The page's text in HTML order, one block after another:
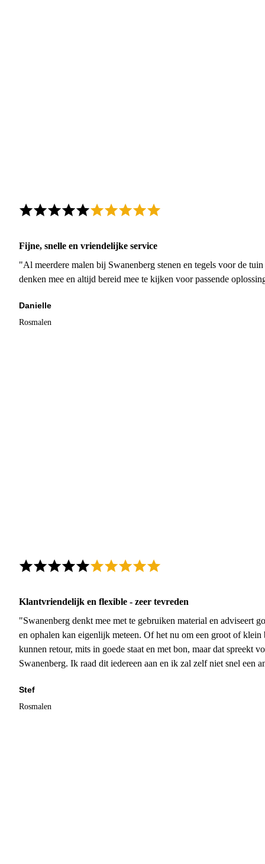
Fijne, snelle en vriendelijke service
"Al meerdere malen bij Swanenberg stenen en tegels voor de
denken mee en altijd bereid mee te kijken voor passende
Danielle
Rosmalen
Klantvriendelijk en flexible - zeer tevreden
"Swanenberg denkt mee met te gebruiken material en adviseert
en ophalen kan eigenlijk meteen. Of het nu om een groot of
kunnen retour, mits in goede staat en met bon, maar dat spreekt
Swanenberg. Ik raad dit iedereen aan en ik zal zelf niet snel een
Stef
Rosmalen